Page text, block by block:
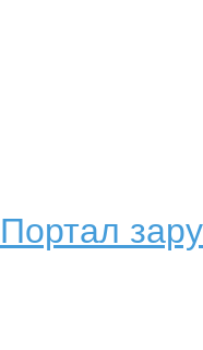
Портал